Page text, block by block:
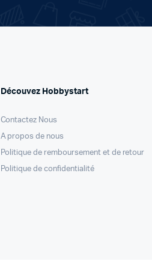
Découvez Hobbystart
Contactez Nous
A propos de nous
Politique de remboursement et de retour
Politique de confidentialité